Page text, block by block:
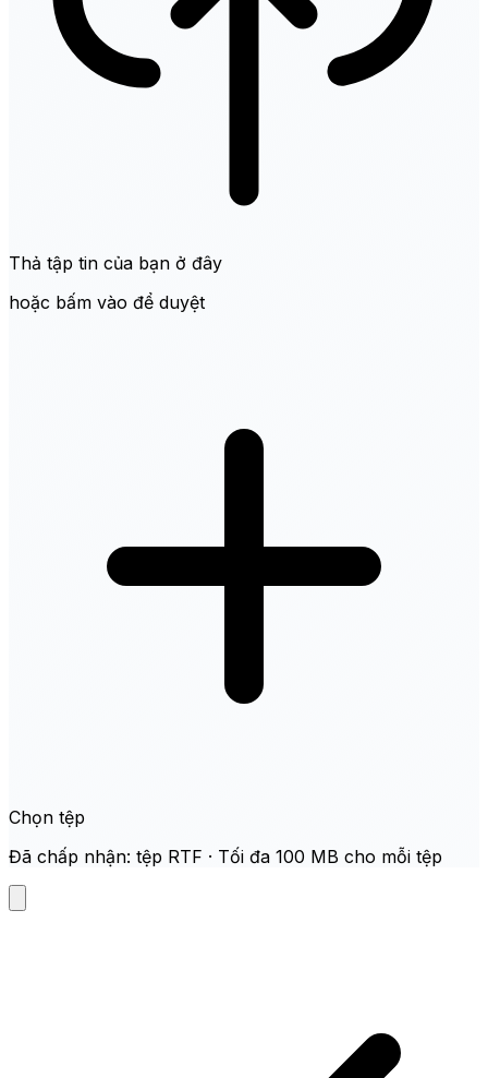
Thả tập tin của bạn ở đây
hoặc bấm vào để duyệt
Chọn tệp
Đã chấp nhận: tệp RTF · Tối đa 100 MB cho mỗi tệp